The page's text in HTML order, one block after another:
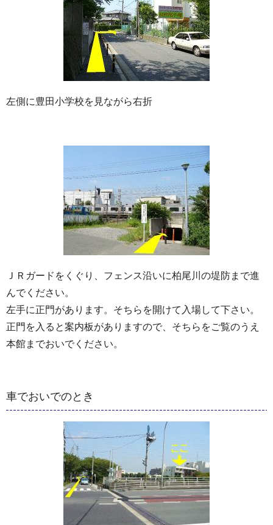
左側に豊田小学校を見ながら右折
ＪＲガードをくぐり、フェンス沿いに柏尾川の堤防まで進
んでください。
左手に正門があります。そちらを開けて入場して下さい。
正門を入ると案内板がありますので、そちらをご覧のうえ
本館までおいでください。
車でおいでのとき